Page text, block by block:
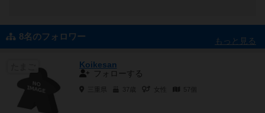
8名のフォロワー もっと見る
Koikesan
フォローする
37歳 女性 57個